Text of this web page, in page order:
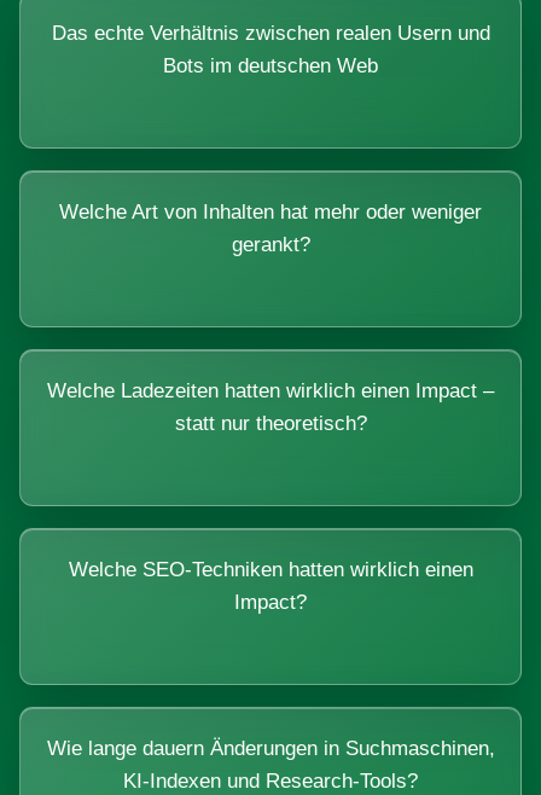
Das echte Verhältnis zwischen realen Usern und
Bots im deutschen Web
Welche Art von Inhalten hat mehr oder weniger
gerankt?
Welche Ladezeiten hatten wirklich einen Impact –
statt nur theoretisch?
Welche SEO-Techniken hatten wirklich einen
Impact?
Wie lange dauern Änderungen in Suchmaschinen,
KI-Indexen und Research-Tools?